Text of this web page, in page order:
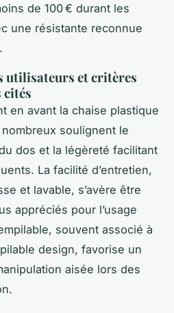
de 100 € durant les
une résistante reconnue
utilisateurs et critères
cités
en avant la chaise plastique
soulignent le
dos et la légèreté facilitant
La facilité d’entretien,
et lavable, s’avère être
appréciés pour l’usage
souvent associé à
design, favorise un
aisée lors des